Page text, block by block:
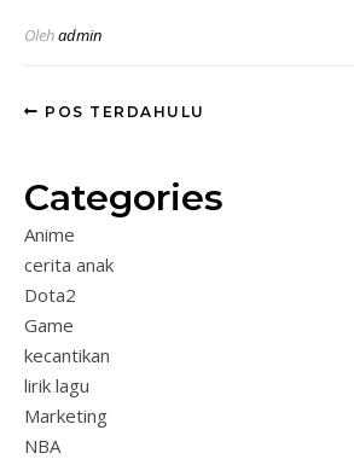
Olehadmin
POS TERDAHULU
Categories
Anime
cerita anak
Dota2
Game
kecantikan
lirik lagu
Marketing
NBA